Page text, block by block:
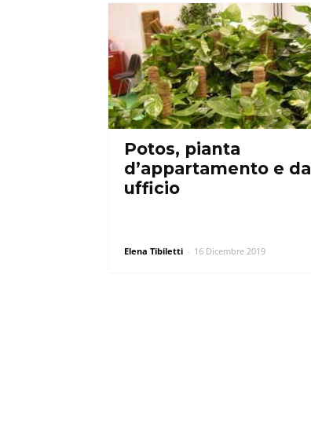
Potos, pianta
d’appartamento e da
ufficio
Elena Tibiletti - 16 Dicembre 2019